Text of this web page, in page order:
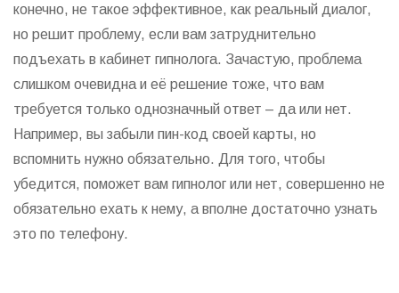
конечно, не такое эффективное, как реальный диалог,
но решит проблему, если вам затруднительно
подъехать в кабинет гипнолога. Зачастую, проблема
слишком очевидна и её решение тоже, что вам
требуется только однозначный ответ – да или нет.
Например, вы забыли пин-код своей карты, но
вспомнить нужно обязательно. Для того, чтобы
убедится, поможет вам гипнолог или нет, совершенно не
обязательно ехать к нему, а вполне достаточно узнать
это по телефону.